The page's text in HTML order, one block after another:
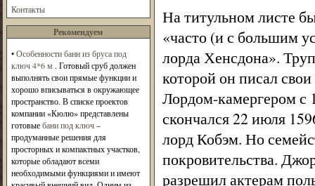
Контакты
Рекомендуем
•Особенности бани из бруса под
ключ 4*6 м . Готовый сруб должен
выполнять свои прямые функции и
хорошо вписываться в окружающее
пространство. В списке проектов
компании «Кюлю» представлены
готовыебани под ключ–
продуманные решения для
просторных и компактных участков,
которые обладают всеми
необходимыми функциями и имеют
На титульном листе
«часто (и с большим
лорда Хенсдона».
которой он писал
Лордом-камергером с
скончался 22 июля
лорд Кобэм. Но
покровительства.
разрешил актерам